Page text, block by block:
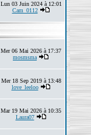
Lun 03 Juin 2024 à 12:01
Cam_0112
Mer 06 Mai 2026 à 17:37
mosmsma
Mer 18 Sep 2019 à 13:48
love_leeloo
Mar 19 Mai 2026 à 10:35
Laura07